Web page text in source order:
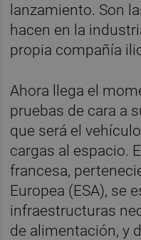
lanzamiento. Son
hacen en la
propia compañía
Ahora llega el
pruebas de cara a
que será el
cargas al espacio.
francesa,
Europea (ESA), se
infraestructuras
de alimentación, y